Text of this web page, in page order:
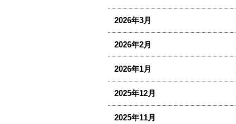
2026年3月
2026年2月
2026年1月
2025年12月
2025年11月